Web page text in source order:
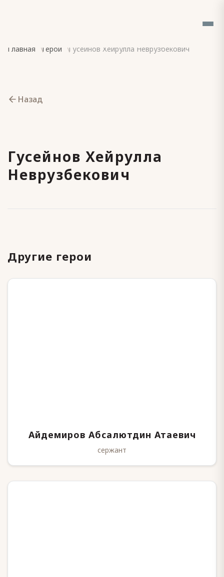
Главная Герои Гусейнов Хейрулла Неврузбекович
Назад
Гусейнов Хейрулла
Неврузбекович
Другие герои
Айдемиров Абсалютдин Атаевич
сержант